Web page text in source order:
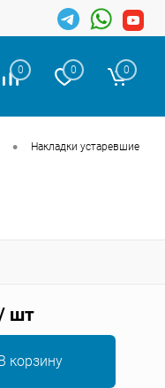
0 0 0
• Накладки устаревшие
шт
корзину